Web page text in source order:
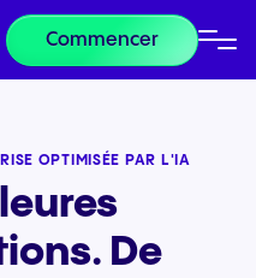
Commencer
OPTIMISÉE PAR L'IA
De